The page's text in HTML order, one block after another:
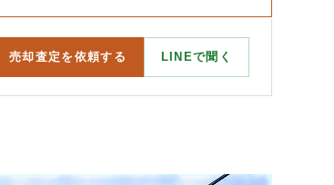
売却査定を依頼する LINEで聞く